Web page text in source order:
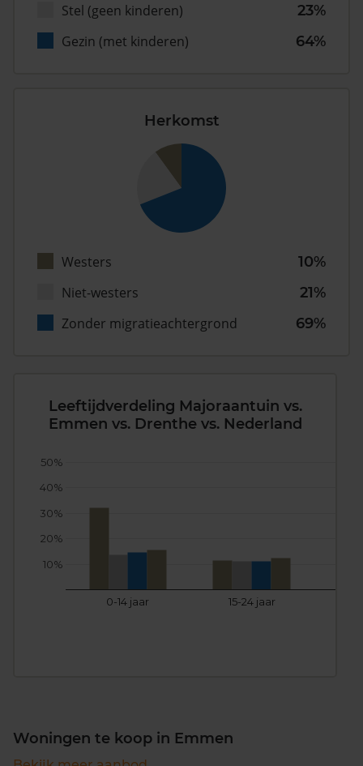
Stel (geen kinderen)
23%
Gezin (met kinderen)
64%
Herkomst
Westers
10%
Niet-westers
21%
Zonder migratieachtergrond
69%
Leeftijdverdeling Majoraantuin vs.
Emmen vs. Drenthe vs. Nederland
0-14 jaar 15-24 jaar
10%
20%
30%
40%
50%
Woningen te koop in Emmen